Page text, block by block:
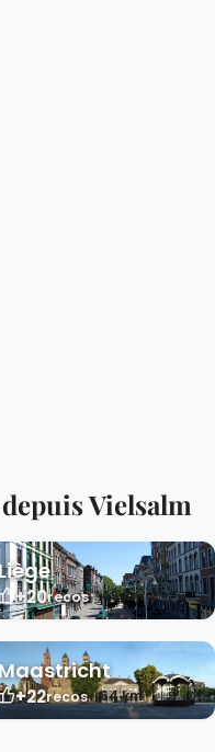
Vielsalm
+20recos 45 km
+22recos 64 km